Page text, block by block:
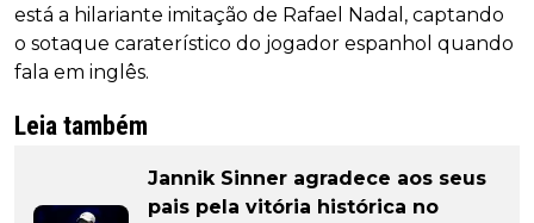
está a hilariante imitação de Rafael Nadal, captando
o sotaque caraterístico do jogador espanhol quando
fala em inglês.
Leia também
Jannik Sinner agradece aos seus
pais pela vitória histórica no